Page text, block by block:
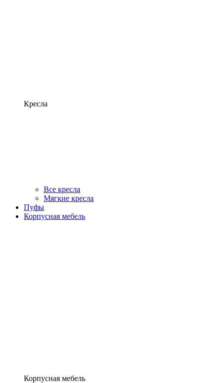
Кресла
Все кресла
Мягкие кресла
Пуфы
Корпусная мебель
Корпусная мебель